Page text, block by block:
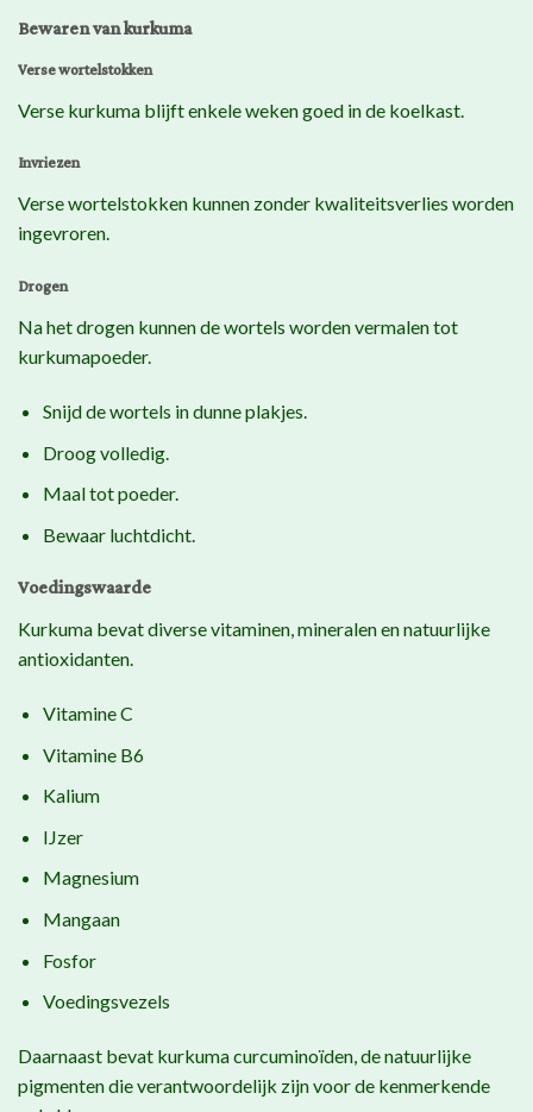
Bewaren van kurkuma
Verse wortelstokken
Verse kurkuma blijft enkele weken goed in de koelkast.
Invriezen
Verse wortelstokken kunnen zonder kwaliteitsverlies worden
ingevroren.
Drogen
Na het drogen kunnen de wortels worden vermalen tot
kurkumapoeder.
Snijd de wortels in dunne plakjes.
Droog volledig.
Maal tot poeder.
Bewaar luchtdicht.
Voedingswaarde
Kurkuma bevat diverse vitaminen, mineralen en natuurlijke
antioxidanten.
Vitamine C
Vitamine B6
Kalium
IJzer
Magnesium
Mangaan
Fosfor
Voedingsvezels
Daarnaast bevat kurkuma curcuminoïden, de natuurlijke
pigmenten die verantwoordelijk zijn voor de kenmerkende